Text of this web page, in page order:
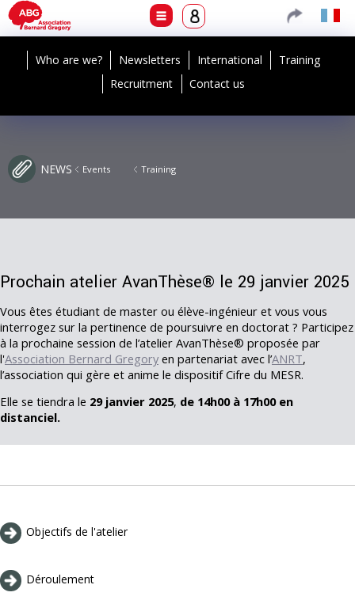
Who are we? Newsletters International
Training
Recruitment
Contact us
NEWS Events Training
Prochain atelier AvanThèse® le 29 janvier 2025
Vous êtes étudiant de master ou élève-ingénieur et vous vous
interrogez sur la pertinence de poursuivre en doctorat ? Participez
à la prochaine session de l’atelier AvanThèse® proposée par
l'Association Bernard Gregory en partenariat avec l’ANRT,
l’association qui gère et anime le dispositif Cifre du MESR.
Elle se tiendra le 29 janvier 2025, de 14h00 à 17h00 en
distanciel.
Objectifs de l'atelier
Déroulement